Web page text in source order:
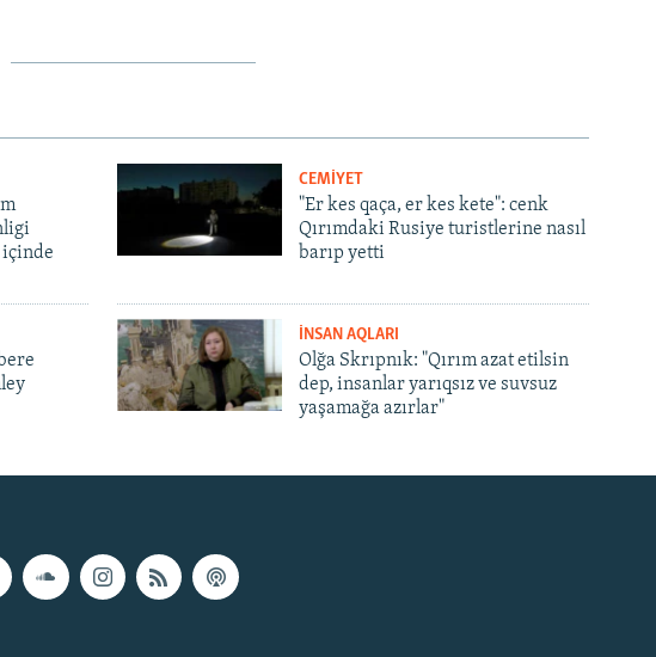
içinde
CEMİYET
"Er kes qaça, er kes kete": cenk
Qırımdaki Rusiye turistlerine nasıl
barıp yetti
İNSAN AQLARI
Olğa Skrıpnık: "Qırım azat etilsin
dep, insanlar yarıqsız ve suvsuz
yaşamağa azırlar"